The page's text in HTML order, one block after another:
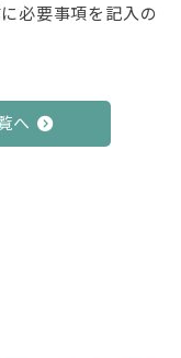
必要事項を記入の
へ